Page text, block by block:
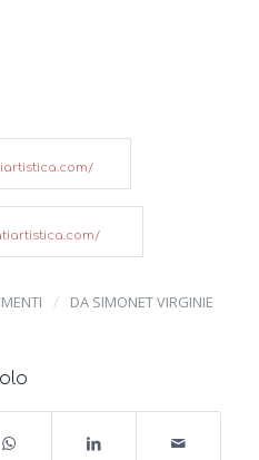
/ DA SIMONET VIRGINIE